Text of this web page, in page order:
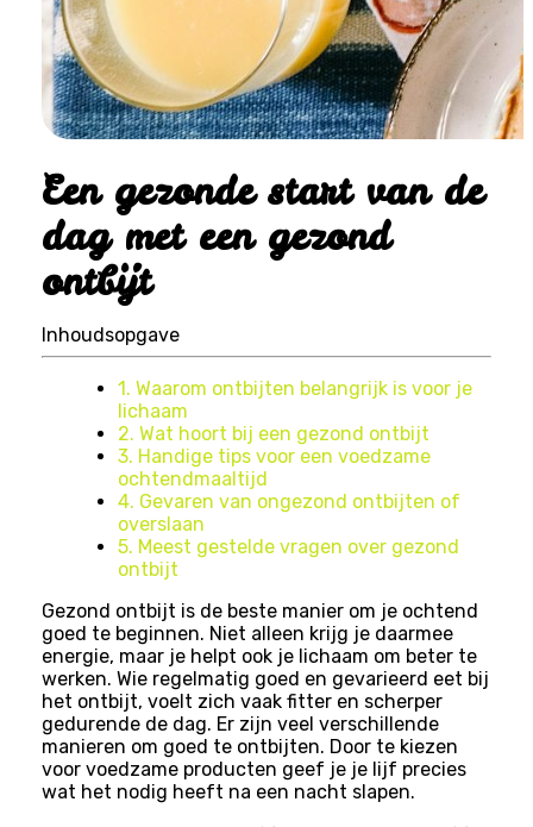
Een gezonde start van de
dag met een gezond
ontbijt
Inhoudsopgave
1. Waarom ontbijten belangrijk is voor je
lichaam
2. Wat hoort bij een gezond ontbijt
3. Handige tips voor een voedzame
ochtendmaaltijd
4. Gevaren van ongezond ontbijten of
overslaan
5. Meest gestelde vragen over gezond
ontbijt
Gezond ontbijt is de beste manier om je ochtend
goed te beginnen. Niet alleen krijg je daarmee
energie, maar je helpt ook je lichaam om beter te
werken. Wie regelmatig goed en gevarieerd eet bij
het ontbijt, voelt zich vaak fitter en scherper
gedurende de dag. Er zijn veel verschillende
manieren om goed te ontbijten. Door te kiezen
voor voedzame producten geef je je lijf precies
wat het nodig heeft na een nacht slapen.